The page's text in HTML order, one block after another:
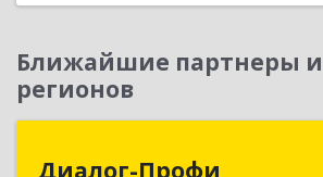
Ближайшие партнеры
регионов
Диалог-Профи